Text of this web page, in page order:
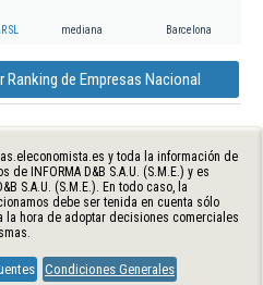
SL mediana Barcelona
Ranking de Empresas Nacional
y toda la información de
INFORMA D&B S.A.U. (S.M.E.) y es
S.A.U. (S.M.E.). En todo caso, la
debe ser tenida en cuenta sólo
la hora de adoptar decisiones comerciales
Condiciones Generales